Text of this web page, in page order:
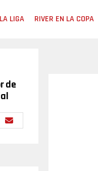
LIGA RIVER EN LA COPA
de